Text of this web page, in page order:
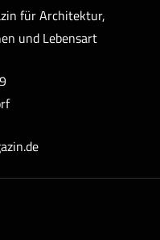
für Architektur,
und Lebensart